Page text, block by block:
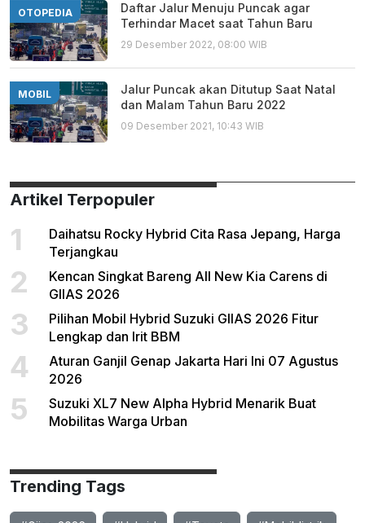
OTOPEDIA
Daftar Jalur Menuju Puncak agar
Terhindar Macet saat Tahun Baru
29 Desember 2022, 08:00 WIB
MOBIL
Jalur Puncak akan Ditutup Saat Natal
dan Malam Tahun Baru 2022
09 Desember 2021, 10:43 WIB
Artikel Terpopuler
1
Daihatsu Rocky Hybrid Cita Rasa Jepang, Harga
Terjangkau
2
Kencan Singkat Bareng All New Kia Carens di
GIIAS 2026
3
Pilihan Mobil Hybrid Suzuki GIIAS 2026 Fitur
Lengkap dan Irit BBM
4
Aturan Ganjil Genap Jakarta Hari Ini 07 Agustus
2026
5
Suzuki XL7 New Alpha Hybrid Menarik Buat
Mobilitas Warga Urban
Trending Tags